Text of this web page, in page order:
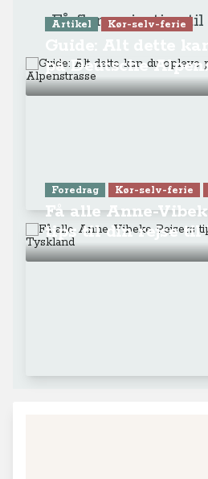
Få flere rejsetips
Artikel Kør-selv-ferie
på Deutsche
Foredrag Kør-selv-ferie
Få alle Anne-
tips til din rejse til